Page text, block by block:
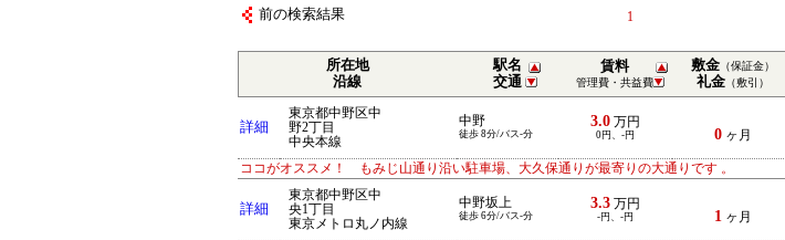
前の検索結果 1
所在地
沿線
駅名
交通
賃料
管理費・共益費
敷金 （保証金）
礼金 （敷引）
詳細
東京都中野区中
野2丁目
中央本線
中野
徒歩 8分/バス-分
3.0万円
0円、-円 0 ヶ月
ココがオススメ！ もみじ山通り沿い駐車場、大久保通りが最寄りの大通りです 。
詳細
東京都中野区中
央1丁目
東京メトロ丸ノ内線
中野坂上
徒歩 6分/バス-分
3.3万円
-円、-円 1 ヶ月